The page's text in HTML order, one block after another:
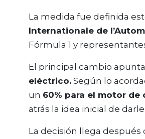
La medida fue definida
Internationale de
Fórmula 1 y
El principal cambio
eléctrico. Según lo
un 60% para el motor
atrás la idea inicial de
La decisión llega